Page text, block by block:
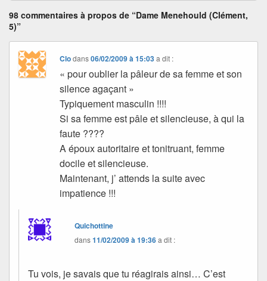
98 commentaires à propos de “Dame Menehould (Clément,
5)”
Clodans06/02/2009 à 15:03 a dit :
« pour oublier la pâleur de sa femme et son
silence agaçant »
Typiquement masculin !!!!
Si sa femme est pâle et silencieuse, à qui la
faute ????
A époux autoritaire et tonitruant, femme
docile et silencieuse.
Maintenant, j’ attends la suite avec
impatience !!!
Quichottine
dans11/02/2009 à 19:36a dit :
Tu vois, je savais que tu réagirais ainsi… C’est